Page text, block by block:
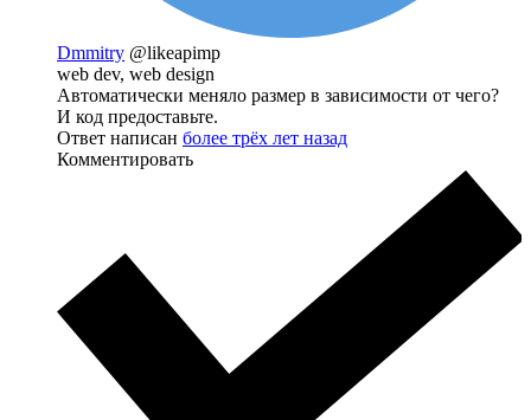
Dmmitry @likeapimp
web dev, web design
Автоматически меняло размер в зависимости от чего?
И код предоставьте.
Ответ написан более трёх лет назад
Комментировать